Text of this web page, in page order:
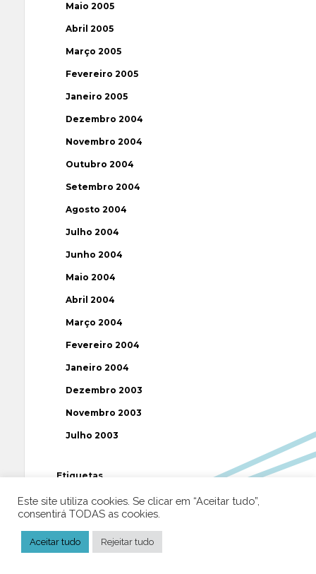
Maio 2005
Abril 2005
Março 2005
Fevereiro 2005
Janeiro 2005
Dezembro 2004
Novembro 2004
Outubro 2004
Setembro 2004
Agosto 2004
Julho 2004
Junho 2004
Maio 2004
Abril 2004
Março 2004
Fevereiro 2004
Janeiro 2004
Dezembro 2003
Novembro 2003
Julho 2003
Etiquetas
AAP ABUSOS ATEÍSMO
BISPO BRASIL CATOLICISMO
CIÊNCIA CRISTIANISMO
Este site utiliza cookies. Se clicar em “Aceitar tudo”,
consentirá TODAS as cookies.
Aceitar tudo Rejeitar tudo